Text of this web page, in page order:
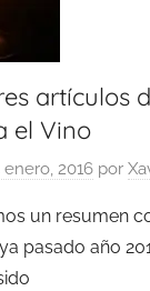
artículos
el Vino
enero, 2016 por
un resumen
pasado año